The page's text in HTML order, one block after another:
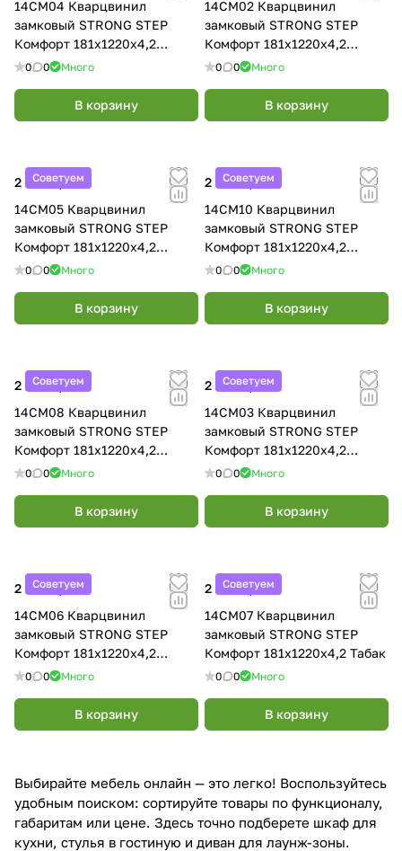
14CM04 Кварцвинил
замковый STRONG STEP
Комфорт 181x1220x4,2
Миндаль
0 0 Много
В корзину
14CM02 Кварцвинил
замковый STRONG STEP
Комфорт 181x1220x4,2
Саванна
0 0 Много
В корзину
Советуем
2 290 ₽/м²
14CM05 Кварцвинил
замковый STRONG STEP
Комфорт 181x1220x4,2
Янтарь
0 0 Много
В корзину
Советуем
2 290 ₽/м²
14CM10 Кварцвинил
замковый STRONG STEP
Комфорт 181x1220x4,2
Сахара
0 0 Много
В корзину
Советуем
2 290 ₽/м²
14CM08 Кварцвинил
замковый STRONG STEP
Комфорт 181x1220x4,2
Графит
0 0 Много
В корзину
Советуем
2 290 ₽/м²
14CM03 Кварцвинил
замковый STRONG STEP
Комфорт 181x1220x4,2
Махагон
0 0 Много
В корзину
Советуем
2 290 ₽/м²
14CM06 Кварцвинил
замковый STRONG STEP
Комфорт 181x1220x4,2
Карамель
0 0 Много
В корзину
Советуем
2 290 ₽/м²
14CM07 Кварцвинил
замковый STRONG STEP
Комфорт 181x1220x4,2 Табак
0 0 Много
В корзину
Выбирайте мебель онлайн — это легко! Воспользуйтесь
удобным поиском: сортируйте товары по функционалу,
габаритам или цене. Здесь точно подберете шкаф для
кухни, стулья в гостиную и диван для лаунж-зоны.